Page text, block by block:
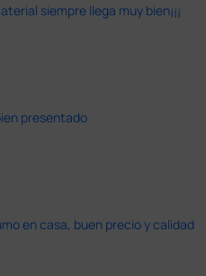
siempre llega muy bien¡¡¡
presentado
en casa, buen precio y calidad